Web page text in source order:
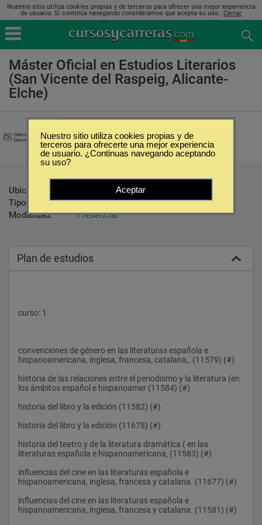
Nuestro sitio utiliza cookies propias y de terceros para ofrecer una mejor experiencia
de usuario. Si continúa navegando consideramos que acepta su uso.. Cerrar
Máster Oficial en Estudios Literarios
(San Vicente del Raspeig, Alicante-
Elche)
Universidad de Alicante
Ubicación:
San Vicente del Raspeig - Alicante-Elche
Tipo:
Maestrías
Modalidad:
Presencial
Plan de estudios
curso: 1
convenciones de género en las literaturas española e
hispanoamericana, inglesa, francesa, catalana,. (11579) (#)
historia de las relaciones entre el periodismo y la literatura (en
los ámbitos español e hispanoamer (11584) (#)
historia del libro y la edición (11582) (#)
historia del libro y la edición (11678) (#)
historia del teatro y de la literatura dramática ( en las
literaturas española e hispanoamericana, (11583) (#)
influencias del cine en las literaturas española e
hispanoamericana, inglesa, francesa y catalana. (11677) (#)
influencias del cine en las literaturas española e
hispanoamericana, inglesa, francesa y catalana. (11581) (#)
Nuestro sitio utiliza cookies propias y de
terceros para ofrecerte una mejor experiencia
de usuario. ¿Continuas navegando aceptando
su uso?
Aceptar